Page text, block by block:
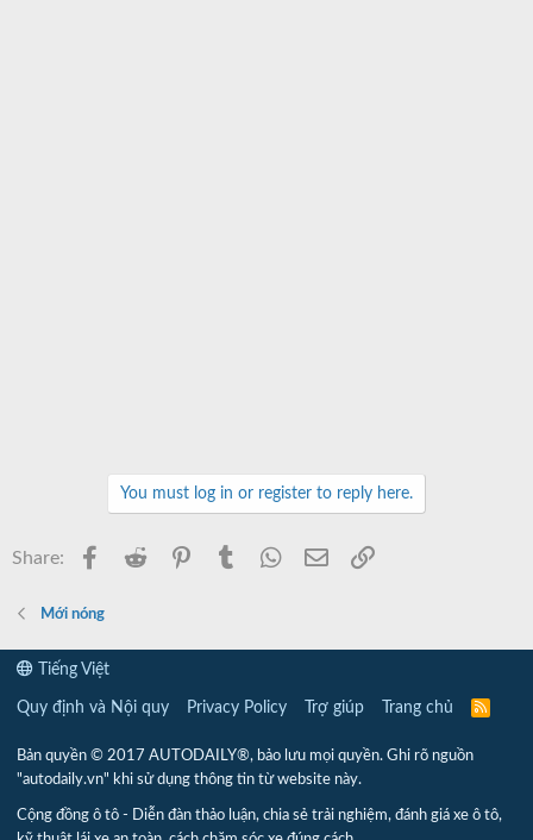
You must log in or register to reply here.
Share: Facebook
Reddit PinterestTumblr WhatsApp
Email
Mới nóng
Tiếng Việt
Quy định và Nội quy Privacy Policy Trợ giúp Trang chủ
R
Bản quyền © 2017 AUTODAILY®, bảo lưu mọi quyền. Ghi rõ nguồn
"autodaily.vn" khi sử dụng thông tin từ website này.
Cộng đồng ô tô - Diễn đàn thảo luận, chia sẻ trải nghiệm, đánh giá xe ô tô,